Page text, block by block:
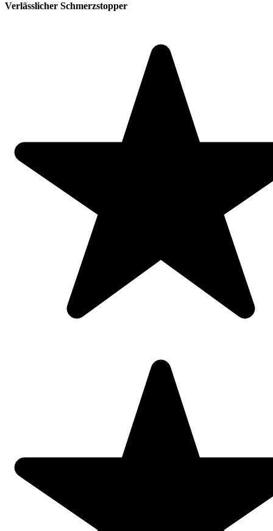
Verlässlicher Schmerzstopper